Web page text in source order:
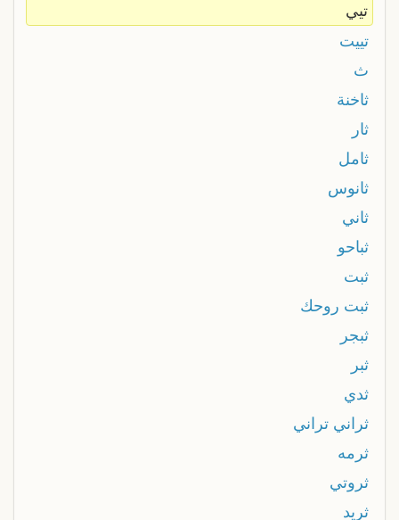
تيي
تييت
ث
ثاخنة
ثار
ثامل
ثانوس
ثاني
ثباحو
ثبت
ثبت روحك
ثبجر
ثبر
ثدي
ثراني تراني
ثرمه
ثروتي
ثريد